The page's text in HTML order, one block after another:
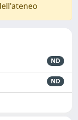
ND
ND